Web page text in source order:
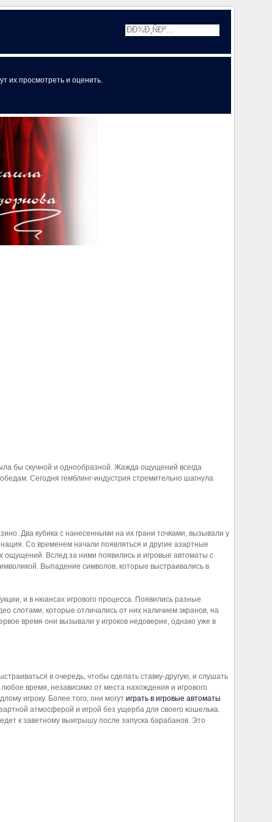
их просмотреть и оценить.
бы скучной и однообразной. Жажда ощущений всегда
Сегодня гемблинг-индустрия стремительно шагнула
Два кубика с нанесенными на их грани точками, вызывали у
Со временем начали появляться и другие азартные
ощущений. Вслед за ними появились и игровые автоматы с
Выпадение символов, которые выстраивались в
и в нюансах игрового процесса. Появились разные
слотами, которые отличались от них наличием экранов, на
время они вызывали у игроков недоверие, однако уже в
в очередь, чтобы сделать ставку-другую, и слушать
время, независимо от места нахождения и игрового
игроку. Более того, они могут играть в игровые автоматы
атмосферой и игрой без ущерба для своего кошелька.
к заветному выигрышу после запуска барабанов. Это